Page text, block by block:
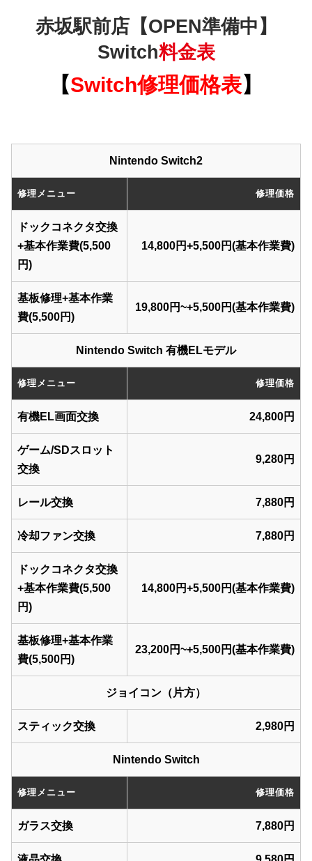
赤坂駅前店【OPEN準備中】
Switch料金表
【Switch修理価格表】
Nintendo Switch2
修理メニュー 修理価格
ドックコネクタ交換
+基本作業費(5,500
円)
14,800円+5,500円(基本作業費)
基板修理+基本作業
費(5,500円)
19,800円~+5,500円(基本作業費)
Nintendo Switch 有機ELモデル
修理メニュー 修理価格
有機EL画面交換 24,800円
ゲーム/SDスロット
交換
9,280円
レール交換 7,880円
冷却ファン交換 7,880円
ドックコネクタ交換
+基本作業費(5,500
円)
14,800円+5,500円(基本作業費)
基板修理+基本作業
費(5,500円)
23,200円~+5,500円(基本作業費)
ジョイコン（片方）
スティック交換 2,980円
Nintendo Switch
修理メニュー 修理価格
ガラス交換 7,880円